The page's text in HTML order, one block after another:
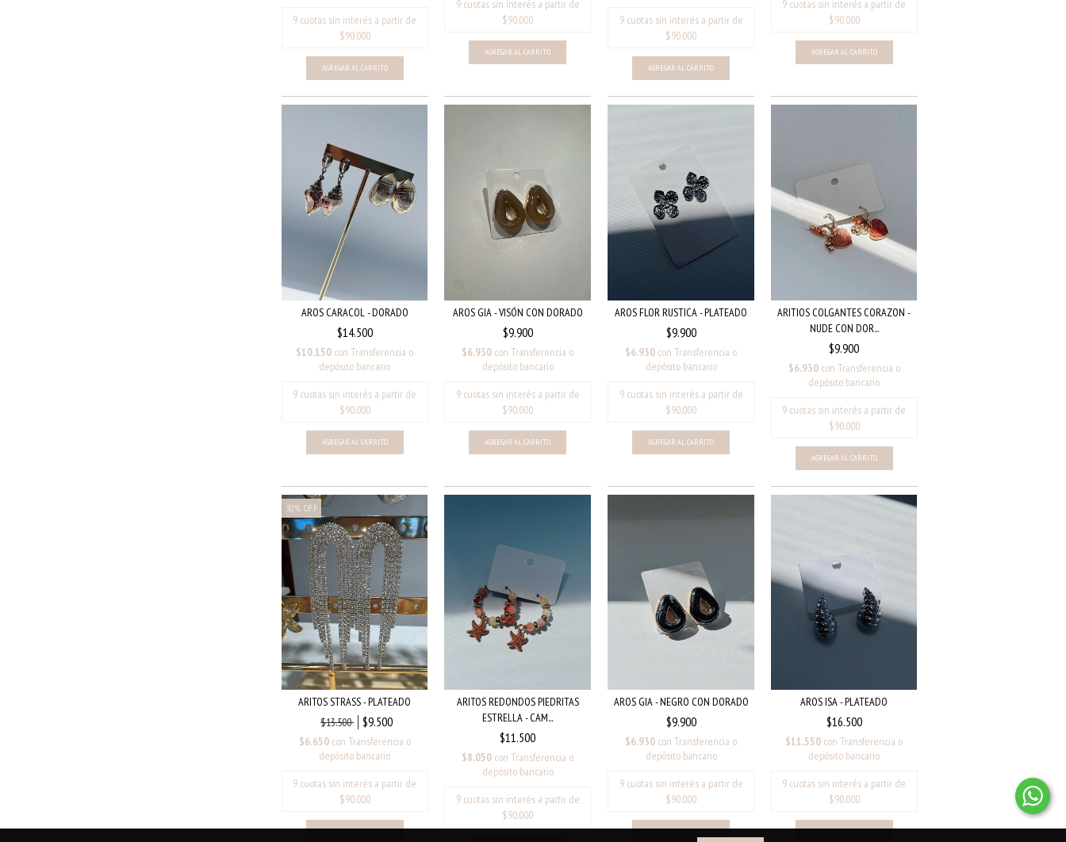
AROS CARACOL - DORADO
$14.500
$10.150 con Transferencia o
depósito bancario
AROS GIA - VISÓN CON DORADO
$9.900
$6.930 con Transferencia o
depósito bancario
AROS FLOR RUSTICA - PLATEADO
$9.900
$6.930 con Transferencia o
depósito bancario
ARITIOS COLGANTES CORAZON -
NUDE CON DOR...
$9.900
$6.930 con Transferencia o
depósito bancario
30% OFF
ARITOS STRASS - PLATEADO
$13.500
$9.500
$6.650 con Transferencia o
depósito bancario
ARITOS REDONDOS PIEDRITAS
ESTRELLA - CAM...
$11.500
$8.050 con Transferencia o
depósito bancario
AROS GIA - NEGRO CON DORADO
$9.900
$6.930 con Transferencia o
depósito bancario
AROS ISA - PLATEADO
$16.500
$11.550 con Transferencia o
depósito bancario